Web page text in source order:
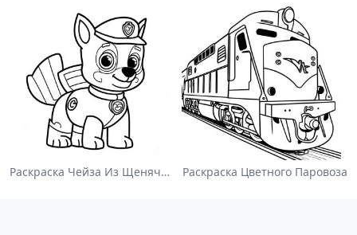
Раскраска Чейза Из Щенячьего Патруля Раскраска Цветного Паровоза